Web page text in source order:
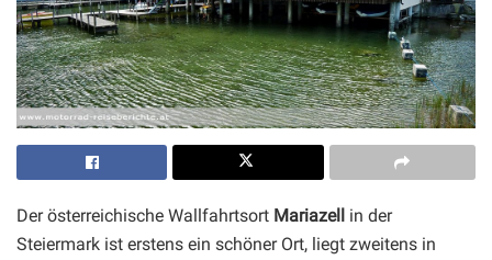
Der österreichische Wallfahrtsort Mariazell in der
Steiermark ist erstens ein schöner Ort, liegt zweitens in